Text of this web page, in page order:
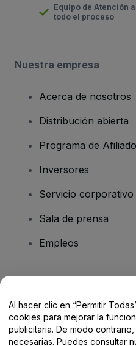
Equipo de Atención
todo el proceso
Nuestra empresa
Acerca de nosotros
Distribución abierta
Programa de
Inversores
Servicio corporativo
Sala de prensa
Empleos
Centro de Ayuda /
Al hacer clic en “Permitir
cookies para mejorar la
publicitaria. De modo
necesarias. Puedes consultar